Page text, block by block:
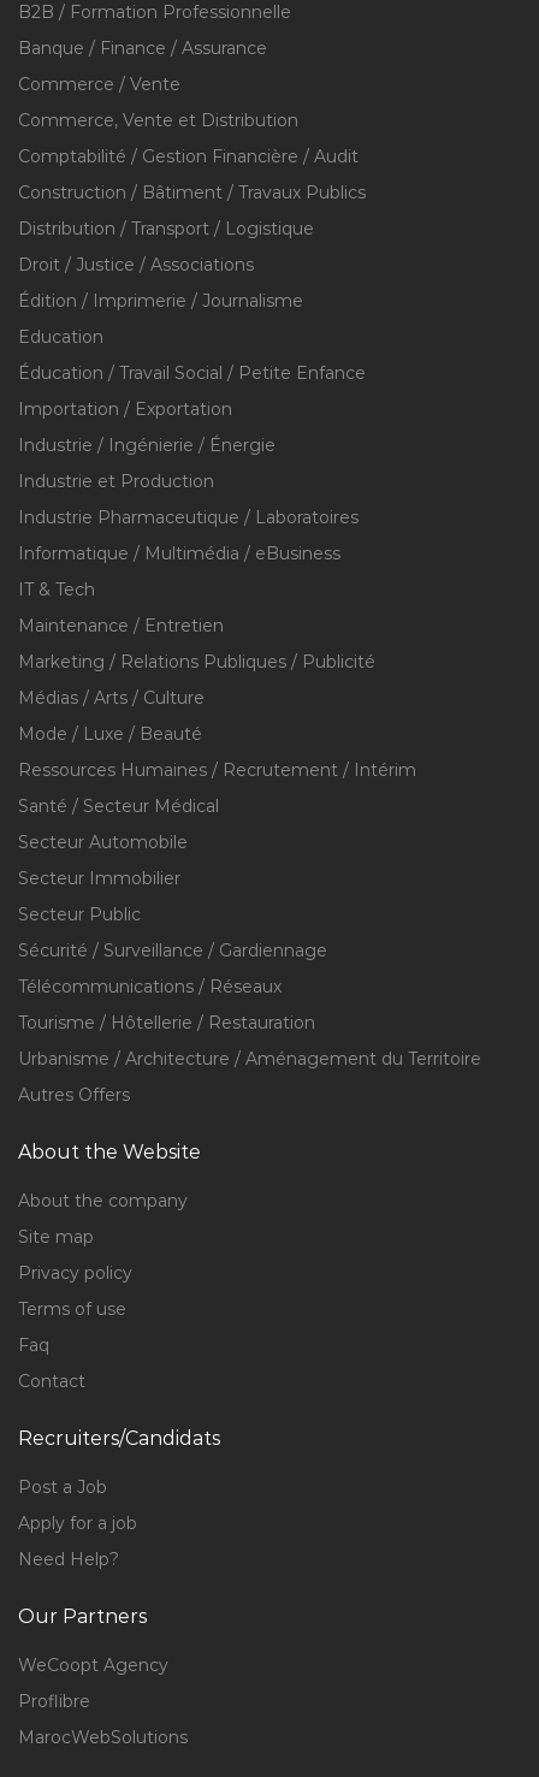
B2B / Formation Professionnelle
Banque / Finance / Assurance
Commerce / Vente
Commerce, Vente et Distribution
Comptabilité / Gestion Financière / Audit
Construction / Bâtiment / Travaux Publics
Distribution / Transport / Logistique
Droit / Justice / Associations
Édition / Imprimerie / Journalisme
Education
Éducation / Travail Social / Petite Enfance
Importation / Exportation
Industrie / Ingénierie / Énergie
Industrie et Production
Industrie Pharmaceutique / Laboratoires
Informatique / Multimédia / eBusiness
IT & Tech
Maintenance / Entretien
Marketing / Relations Publiques / Publicité
Médias / Arts / Culture
Mode / Luxe / Beauté
Ressources Humaines / Recrutement / Intérim
Santé / Secteur Médical
Secteur Automobile
Secteur Immobilier
Secteur Public
Sécurité / Surveillance / Gardiennage
Télécommunications / Réseaux
Tourisme / Hôtellerie / Restauration
Urbanisme / Architecture / Aménagement du Territoire
Autres Offers
About the Website
About the company
Site map
Privacy policy
Terms of use
Faq
Contact
Recruiters/Candidats
Post a Job
Apply for a job
Need Help?
Our Partners
WeCoopt Agency
Proflibre
MarocWebSolutions